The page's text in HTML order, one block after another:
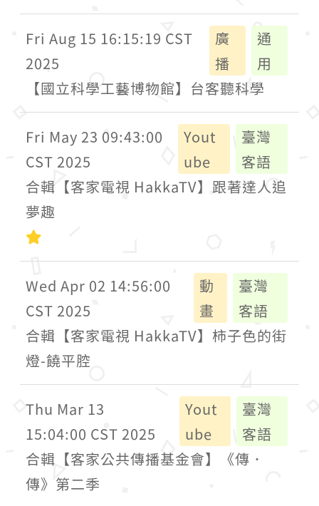
Fri Aug 15 16:15:19 CST
2025
廣
播
通
用
【國立科學工藝博物館】台客聽科學
Fri May 23 09:43:00
CST 2025
Yout
ube
臺灣
客語
合輯【客家電視 HakkaTV】跟著達人追
夢趣
Wed Apr 02 14:56:00
CST 2025
動
畫
臺灣
客語
合輯【客家電視 HakkaTV】柿子色的街
燈-饒平腔
Thu Mar 13
15:04:00 CST 2025
Yout
ube
臺灣
客語
合輯【客家公共傳播基金會】《傳．
傳》第二季